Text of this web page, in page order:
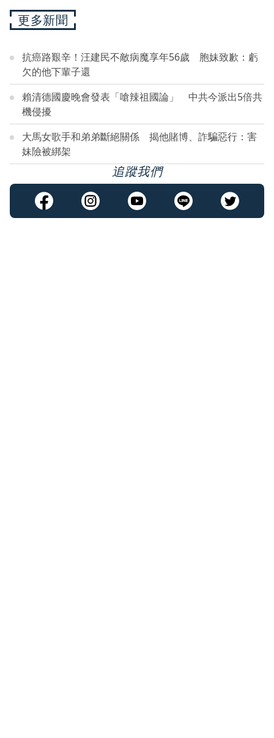
更多新聞
抗癌路艱辛！汪建民不敵病魔享年56歲 胞妹致歉：虧
欠的他下輩子還
賴清德國慶晚會發表「嗆辣祖國論」 中共今派出5倍共
機侵擾
大馬女歌手和弟弟斷絕關係 揭他賭博、詐騙惡行：害
妹險被綁架
追蹤我們